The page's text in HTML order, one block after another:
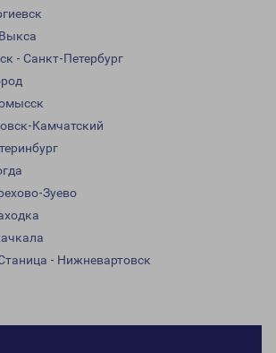
- Санкт-Петербург
Камчатский
Зуево
- Нижневартовск